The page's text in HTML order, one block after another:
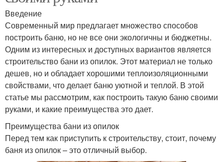
Введение
Современный мир предлагает множество способов
построить баню, но не все они экологичны и бюджетны.
Одним из интересных и доступных вариантов является
строительство бани из опилок. Этот материал не только
дешев, но и обладает хорошими теплоизоляционными
свойствами, что делает баню уютной и теплой. В этой
статье мы рассмотрим, как построить такую баню своими
руками, и какие преимущества это дает.
Преимущества бани из опилок
Перед тем как приступить к строительству, стоит, почему
баня из опилок – это отличный выбор.